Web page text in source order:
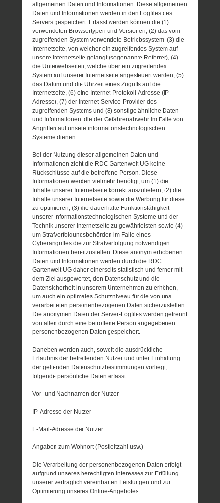
allgemeinen Daten und Informationen. Diese allgemeinen
Daten und Informationen werden in den Logfiles des
Servers gespeichert. Erfasst werden können die (1)
verwendeten Browsertypen und Versionen, (2) das vom
zugreifenden System verwendete Betriebssystem, (3) die
Internetseite, von welcher ein zugreifendes System auf
unsere Internetseite gelangt (sogenannte Referrer), (4)
die Unterwebseiten, welche über ein zugreifendes
System auf unserer Internetseite angesteuert werden, (5)
das Datum und die Uhrzeit eines Zugriffs auf die
Internetseite, (6) eine Internet-Protokoll-Adresse (IP-
Adresse), (7) der Internet-Service-Provider des
zugreifenden Systems und (8) sonstige ähnliche Daten
und Informationen, die der Gefahrenabwehr im Falle von
Angriffen auf unsere informationstechnologischen
Systeme dienen.
Bei der Nutzung dieser allgemeinen Daten und
Informationen zieht die RDC Gartenwelt UG keine
Rückschlüsse auf die betroffene Person. Diese
Informationen werden vielmehr benötigt, um (1) die
Inhalte unserer Internetseite korrekt auszuliefern, (2) die
Inhalte unserer Internetseite sowie die Werbung für diese
zu optimieren, (3) die dauerhafte Funktionsfähigkeit
unserer informationstechnologischen Systeme und der
Technik unserer Internetseite zu gewährleisten sowie (4)
um Strafverfolgungsbehörden im Falle eines
Cyberangriffes die zur Strafverfolgung notwendigen
Informationen bereitzustellen. Diese anonym erhobenen
Daten und Informationen werden durch die RDC
Gartenwelt UG daher einerseits statistisch und ferner mit
dem Ziel ausgewertet, den Datenschutz und die
Datensicherheit in unserem Unternehmen zu erhöhen,
um auch ein optimales Schutzniveau für die von uns
verarbeiteten personenbezogenen Daten sicherzustellen.
Die anonymen Daten der Server-Logfiles werden getrennt
von allen durch eine betroffene Person angegebenen
personenbezogenen Daten gespeichert.
Daneben werden auch, soweit die ausdrückliche
Erlaubnis der betreffenden Nutzer und unter Einhaltung
der geltenden Datenschutzbestimmungen vorliegt,
folgende persönliche Daten erfasst:
Vor- und Nachnamen der Nutzer
IP-Adresse der Nutzer
E-Mail-Adresse der Nutzer
Angaben zum Wohnort (Postleitzahl usw.)
Die Verarbeitung der personenbezogenen Daten erfolgt
aufgrund unseres berechtigten Interesses zur Erfüllung
unserer vertraglich vereinbarten Leistungen und zur
Optimierung unseres Online-Angebotes.